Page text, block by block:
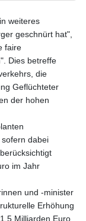
weiteres
geschnürt hat",
faire
Dies betreffe
die
Geflüchteter
der hohen
dabei
im Jahr
und -minister
Erhöhung
Milliarden Euro